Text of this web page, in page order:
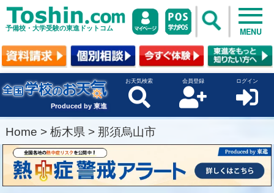
予備校・大学受験の東進ドットコム MENU
Produced by 東進
お天気検索 会員登録 ログイン
Home > 栃木県 > 那須烏山市